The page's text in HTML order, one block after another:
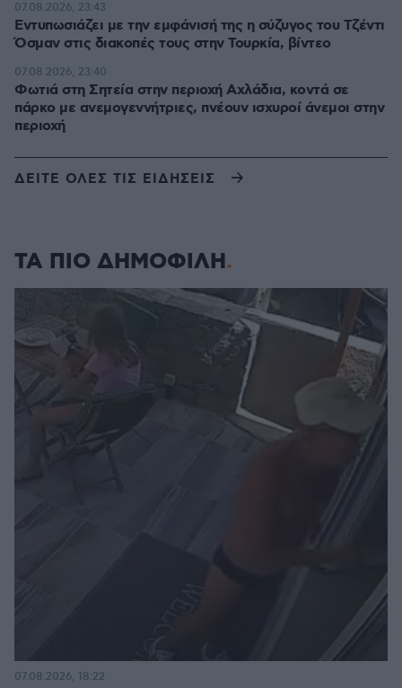
Εντυπωσιάζει με την εμφάνισή της η σύζυγος του Τζέντι
Όσμαν στις διακοπές τους στην Τουρκία, βίντεο
07.08.2026, 23:43
Φωτιά στη Σητεία στην περιοχή Αχλάδια, κοντά σε
πάρκο με ανεμογεννήτριες, πνέουν ισχυροί άνεμοι στην
περιοχή
07.08.2026, 23:40
ΔΕΙΤΕ ΟΛΕΣ ΤΙΣ ΕΙΔΗΣΕΙΣ
ΤΑ ΠΙΟ ΔΗΜΟΦΙΛΗ
07.08.2026, 18:22